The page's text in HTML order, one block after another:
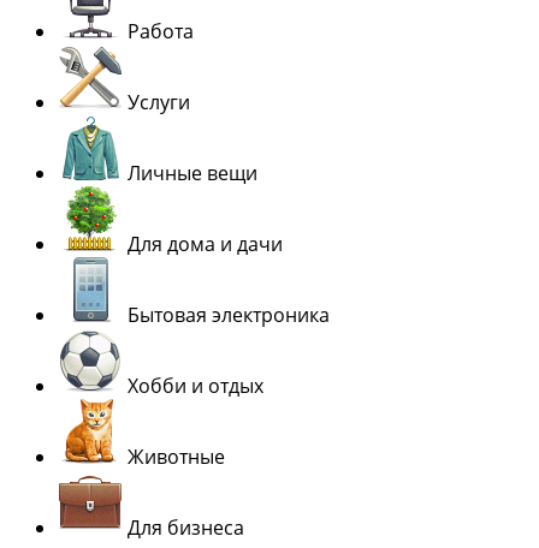
Работа
Услуги
Личные вещи
Для дома и дачи
Бытовая электроника
Хобби и отдых
Животные
Для бизнеса